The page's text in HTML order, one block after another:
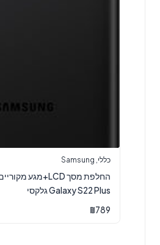
כללי,
Samsung
Galaxy S22 Plus גלקסי
₪789